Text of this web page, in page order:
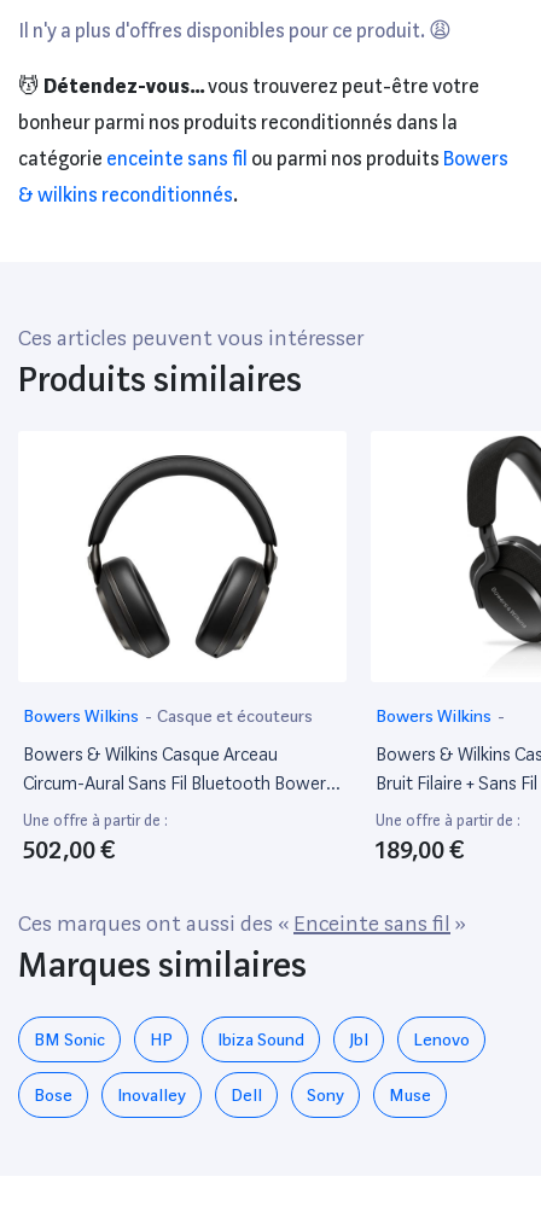
Il n'y a plus d'offres disponibles pour ce produit. 😩
💆 Détendez-vous...vous trouverez peut-être votre
bonheur parmi nos produits reconditionnés dans la
catégorie enceinte sans fil ou parmi nos produits Bowers
& wilkins reconditionnés.
Ces articles peuvent vous intéresser
Produits similaires
Bowers Wilkins - Casque et écouteurs
Bowers & Wilkins Casque Arceau
Circum-Aural Sans Fil Bluetooth Bowers
& Wilkins Px8 S2 Avec Réduction De Bruit
Onyx Black
Une offre à partir de :
502,00 €
Bowers Wilkins -
Bowers & Wilkins
Bruit Filaire + Sans
& Wilkins Px7 S2 -
Une offre à partir de :
189,00 €
Ces marques ont aussi des « Enceinte sans fil »
Marques similaires
BM Sonic HP Ibiza Sound Jbl Lenovo
Bose Inovalley Dell Sony Muse